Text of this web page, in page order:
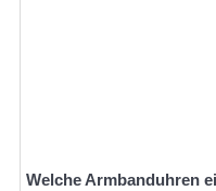
Welche Armbanduhren